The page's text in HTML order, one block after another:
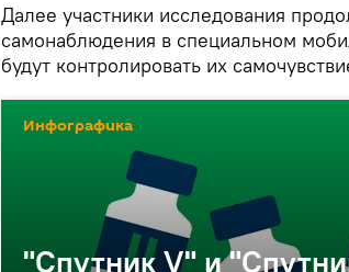
Далее участники исследования
самонаблюдения в специальном
будут контролировать их
Инфографика
"Спутник V" и